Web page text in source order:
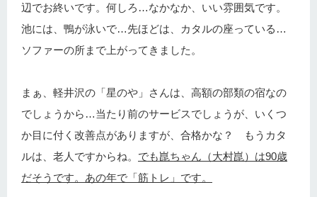
辺でお終いです。何しろ…なかなか、いい雰囲気です。
池には、鴨が泳いで…先ほどは、カタルの座っている…
ソファーの所まで上がってきました。
まぁ、軽井沢の「星のや」さんは、高額の部類の宿なの
でしょうから…当たり前のサービスでしょうが、いくつ
か目に付く改善点がありますが、合格かな？ もうカタ
ルは、老人ですからね。 でも崑ちゃん（大村崑）は90歳
だそうです。あの年で「筋トレ」です。